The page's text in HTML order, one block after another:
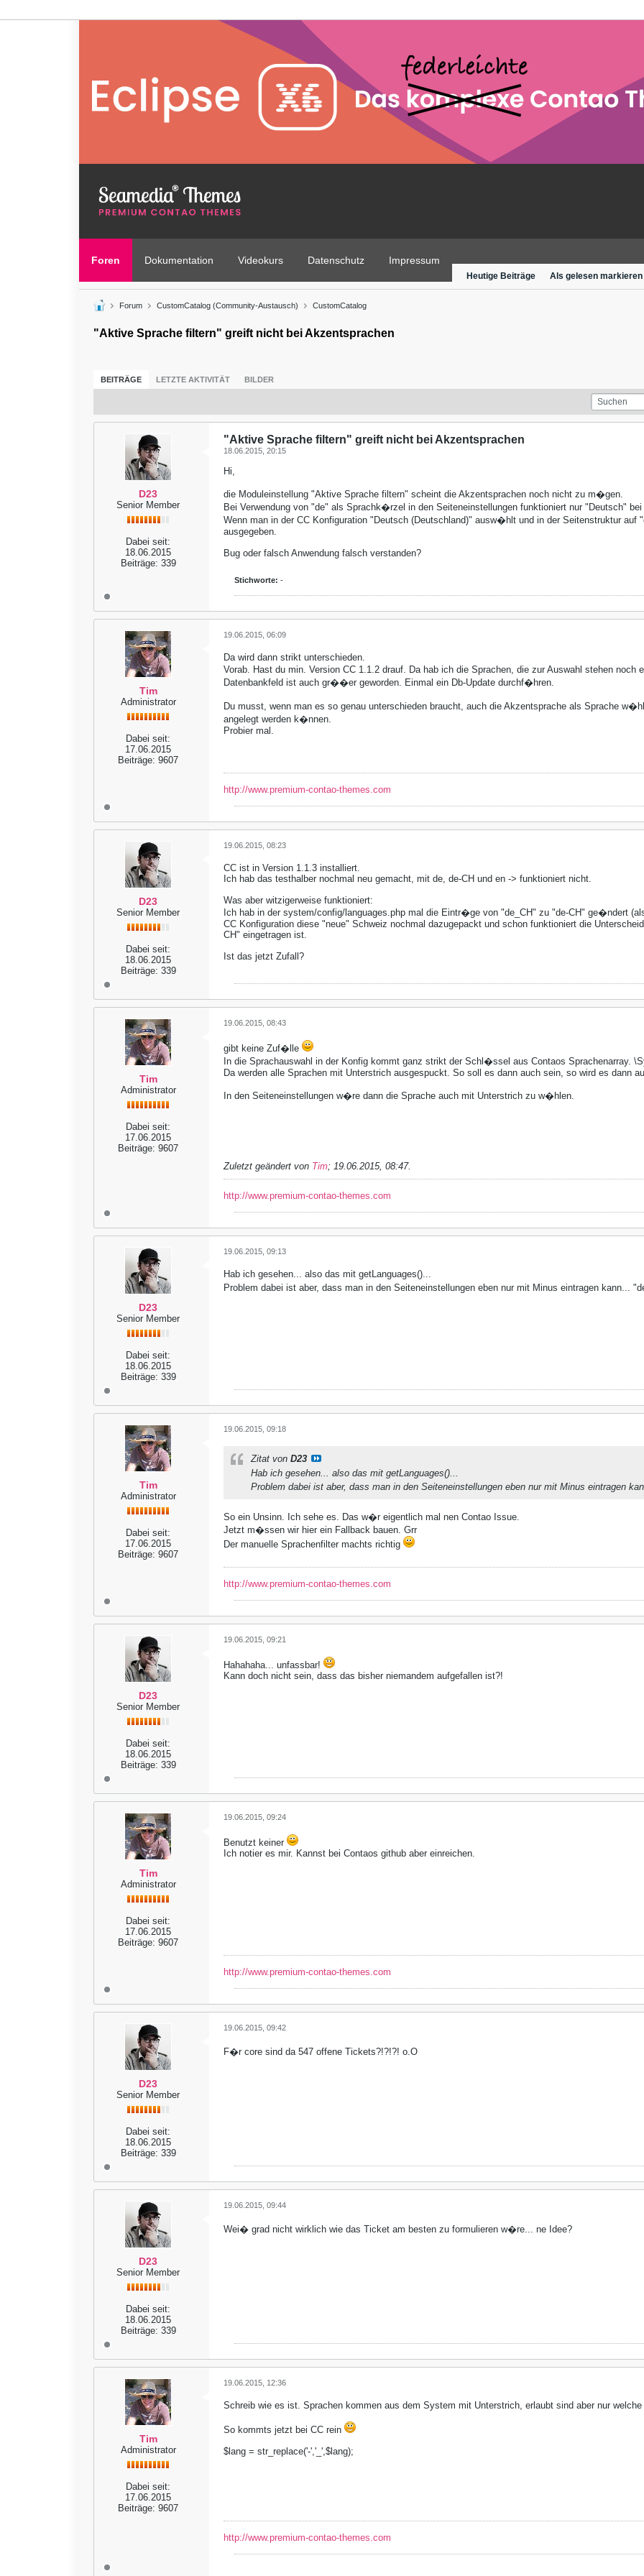
Foren Dokumentation Videokurs Datenschutz Impressum
Heutige Beiträge Als gelesen markieren
Forum CustomCatalog (Community-Austausch) CustomCatalog
"Aktive Sprache filtern" greift nicht bei Akzentsprachen
BEITRÄGE LETZTE AKTIVITÄT BILDER
D23
Senior Member
Dabei seit:
18.06.2015
Beiträge: 339
"Aktive Sprache filtern" greift nicht bei Akzentsprachen
18.06.2015, 20:15
Hi,
die Moduleinstellung "Aktive Sprache filtern" scheint die Akzentsprachen noch nicht zu m�gen.
Bei Verwendung von "de" als Sprachk�rzel in den Seiteneinstellungen funktioniert nur "Deutsch" bei
Wenn man in der CC Konfiguration "Deutsch (Deutschland)" ausw�hlt und in der Seitenstruktur
ausgegeben.
Bug oder falsch Anwendung falsch verstanden?
Stichworte: -
Tim
Administrator
Dabei seit:
17.06.2015
Beiträge: 9607
19.06.2015, 06:09
Da wird dann strikt unterschieden.
Vorab. Hast du min. Version CC 1.1.2 drauf. Da hab ich die Sprachen, die zur Auswahl stehen
Datenbankfeld ist auch gr��er geworden. Einmal ein Db-Update durchf�hren.
Du musst, wenn man es so genau unterschieden braucht, auch die Akzentsprache als Sprache
angelegt werden k�nnen.
Probier mal.
http://www.premium-contao-themes.com
D23
Senior Member
Dabei seit:
18.06.2015
Beiträge: 339
19.06.2015, 08:23
CC ist in Version 1.1.3 installiert.
Ich hab das testhalber nochmal neu gemacht, mit de, de-CH und en -> funktioniert nicht.
Was aber witzigerweise funktioniert:
Ich hab in der system/config/languages.php mal die Eintr�ge von "de_CH" zu "de-CH" ge�ndert
CC Konfiguration diese "neue" Schweiz nochmal dazugepackt und schon funktioniert die
CH" eingetragen ist.
Ist das jetzt Zufall?
Tim
Administrator
Dabei seit:
17.06.2015
Beiträge: 9607
19.06.2015, 08:43
gibt keine Zuf�lle
In die Sprachauswahl in der Konfig kommt ganz strikt der Schl�ssel aus Contaos Sprachenarray.
Da werden alle Sprachen mit Unterstrich ausgespuckt. So soll es dann auch sein, so wird es dann
In den Seiteneinstellungen w�re dann die Sprache auch mit Unterstrich zu w�hlen.
Zuletzt geändert von Tim; 19.06.2015, 08:47.
http://www.premium-contao-themes.com
D23
Senior Member
Dabei seit:
18.06.2015
Beiträge: 339
19.06.2015, 09:13
Hab ich gesehen... also das mit getLanguages()...
Problem dabei ist aber, dass man in den Seiteneinstellungen eben nur mit Minus eintragen kann...
Tim
Administrator
Dabei seit:
17.06.2015
Beiträge: 9607
19.06.2015, 09:18
Zitat von D23
Hab ich gesehen... also das mit getLanguages()...
Problem dabei ist aber, dass man in den Seiteneinstellungen eben nur mit Minus eintragen
So ein Unsinn. Ich sehe es. Das w�r eigentlich mal nen Contao Issue.
Jetzt m�ssen wir hier ein Fallback bauen. Grr
Der manuelle Sprachenfilter machts richtig
http://www.premium-contao-themes.com
D23
Senior Member
Dabei seit:
18.06.2015
Beiträge: 339
19.06.2015, 09:21
Hahahaha... unfassbar!
Kann doch nicht sein, dass das bisher niemandem aufgefallen ist?!
Tim
Administrator
Dabei seit:
17.06.2015
Beiträge: 9607
19.06.2015, 09:24
Benutzt keiner
Ich notier es mir. Kannst bei Contaos github aber einreichen.
http://www.premium-contao-themes.com
D23
Senior Member
Dabei seit:
18.06.2015
Beiträge: 339
19.06.2015, 09:42
F�r core sind da 547 offene Tickets?!?!?! o.O
D23
Senior Member
Dabei seit:
18.06.2015
Beiträge: 339
19.06.2015, 09:44
Wei� grad nicht wirklich wie das Ticket am besten zu formulieren w�re... ne Idee?
Tim
Administrator
Dabei seit:
17.06.2015
Beiträge: 9607
19.06.2015, 12:36
Schreib wie es ist. Sprachen kommen aus dem System mit Unterstrich, erlaubt sind aber nur
So kommts jetzt bei CC rein
$lang = str_replace('-','_',$lang);
http://www.premium-contao-themes.com